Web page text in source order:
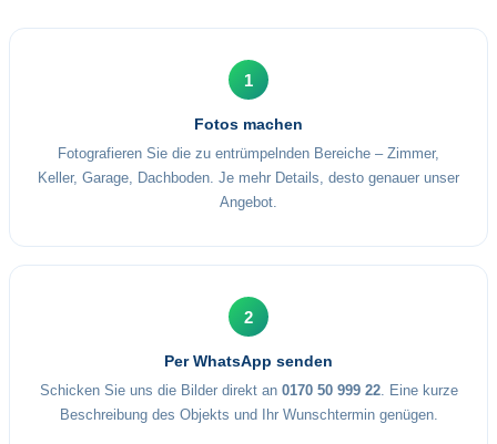
1
Fotos machen
Fotografieren Sie die zu entrümpelnden Bereiche – Zimmer,
Keller, Garage, Dachboden. Je mehr Details, desto genauer unser
Angebot.
2
Per WhatsApp senden
Schicken Sie uns die Bilder direkt an 0170 50 999 22. Eine kurze
Beschreibung des Objekts und Ihr Wunschtermin genügen.